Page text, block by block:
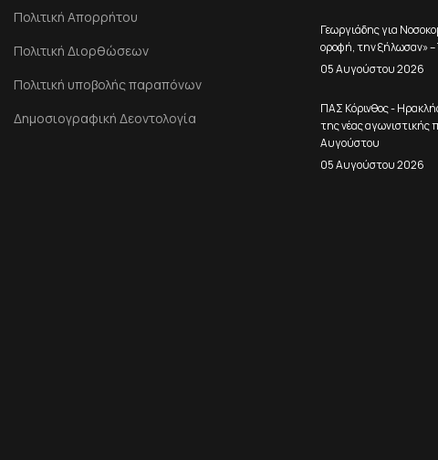
Πολιτική Απορρήτου
Πολιτική Διορθώσεων
Πολιτική υποβολής παραπόνων
Δημοσιογραφική Δεοντολογία
Γεωργιάδης για
οροφή, την ξήλωσαν» –
05 Αυγούστου 2026
ΠΑΣ Κόρινθος -
της νέας αγωνιστικής
Αυγούστου
05 Αυγούστου 2026